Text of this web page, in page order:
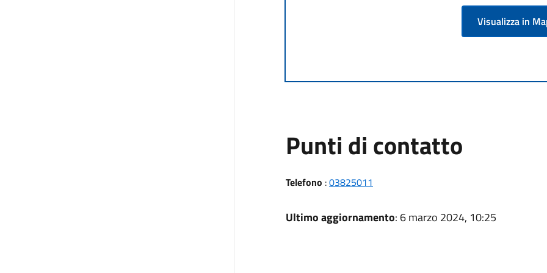
Visualizza in
Punti di contatto
Telefono :03825011
Ultimo aggiornamento: 6 marzo 2024, 10:25